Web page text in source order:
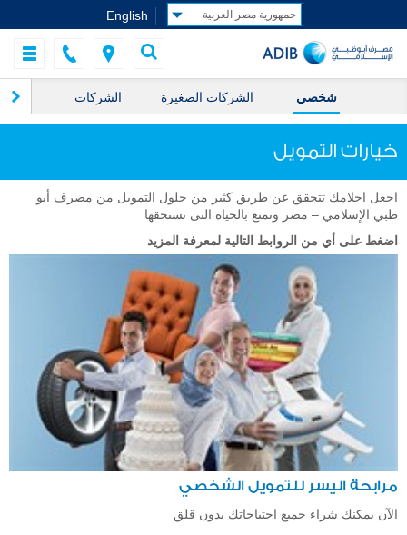
English
الشركات الشركات الصغيرة شخصي
خيارات التمويل
اجعل احلامك تتحقق عن طريق كثير من حلول التمويل من مصرف أبو
ظبي الإسلامي – مصر وتمتع بالحياة التى تستحقها
اضغط على أي من الروابط التالية لمعرفة المزيد
مرابحة اليسر للتمويل الشخصي
الآن يمكنك شراء جميع احتياجاتك بدون قلق